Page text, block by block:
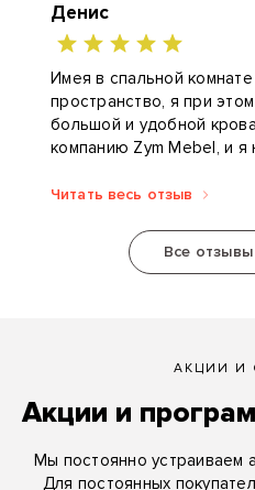
Денис
Имея в спальной
пространство, я при
большой и удобной
компанию Zym Mebel, и я
Конструктор разработал
Читать весь отзыв
Все
АКЦИИ И
Акции и
Мы постоянно устраиваем
Для постоянных